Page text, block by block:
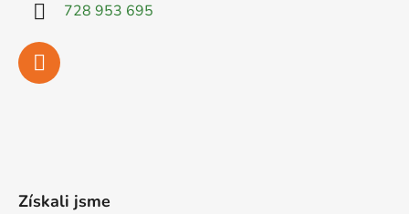
728 953 695
Získali jsme